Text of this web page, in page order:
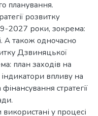
планування.
розвитку
2027 роки, зокрема:
А також одночасно
Дзвиняцької
план заходів на
впливу на
стратегії
у процесі